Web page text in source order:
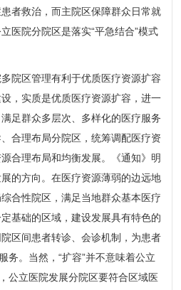
者救治，而主院区保障群众日常就
医院分院区是落实“平急结合”模式
区管理有利于优质医疗资源扩容
，实质是优质医疗资源扩容，进一
足群众多层次、多样化的医疗服务
合理布局分院区，统筹调配医疗资
合理布局和均衡发展。《通知》明
的方向。在医疗资源薄弱的边远地
合性院区，满足当地群众基本医疗
基础的区域，建设发展具有特色的
区间患者转诊、会诊机制，为患者
务。当然，“扩容”并不意味着公立
公立医院发展分院区要符合区域医